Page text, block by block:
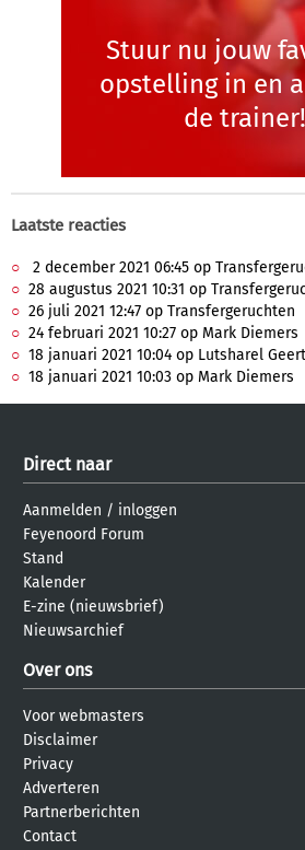
Stuur nu jouw
opstelling in en
de trainer!
Laatste reacties
2 december 2021 06:45 op
28 augustus 2021 10:31 op
26 juli 2021 12:47 op Transfergeruchten
24 februari 2021 10:27 op Mark Diemers
18 januari 2021 10:04 op Lutsharel
18 januari 2021 10:03 op Mark Diemers
Direct naar
Aanmelden / inloggen
Feyenoord Forum
Stand
Kalender
E-zine (nieuwsbrief)
Nieuwsarchief
Over ons
Voor webmasters
Disclaimer
Privacy
Adverteren
Partnerberichten
Contact